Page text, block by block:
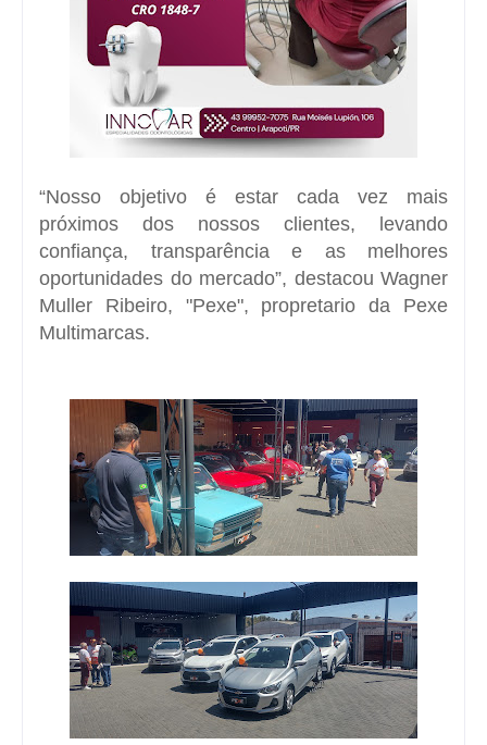
“Nosso objetivo é estar cada vez mais
próximos dos nossos clientes, levando
confiança, transparência e as melhores
oportunidades do mercado”, destacou Wagner
Muller Ribeiro, "Pexe", propretario da Pexe
Multimarcas.